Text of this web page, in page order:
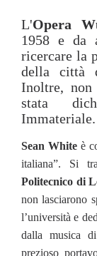
L'Opera
1958 e da
ricercare la
della città
Inoltre,
stata
Immateriale.
Sean White è
italiana”. Si
Politecnico di
non lasciarono
l’università e
dalla musica di
prezioso